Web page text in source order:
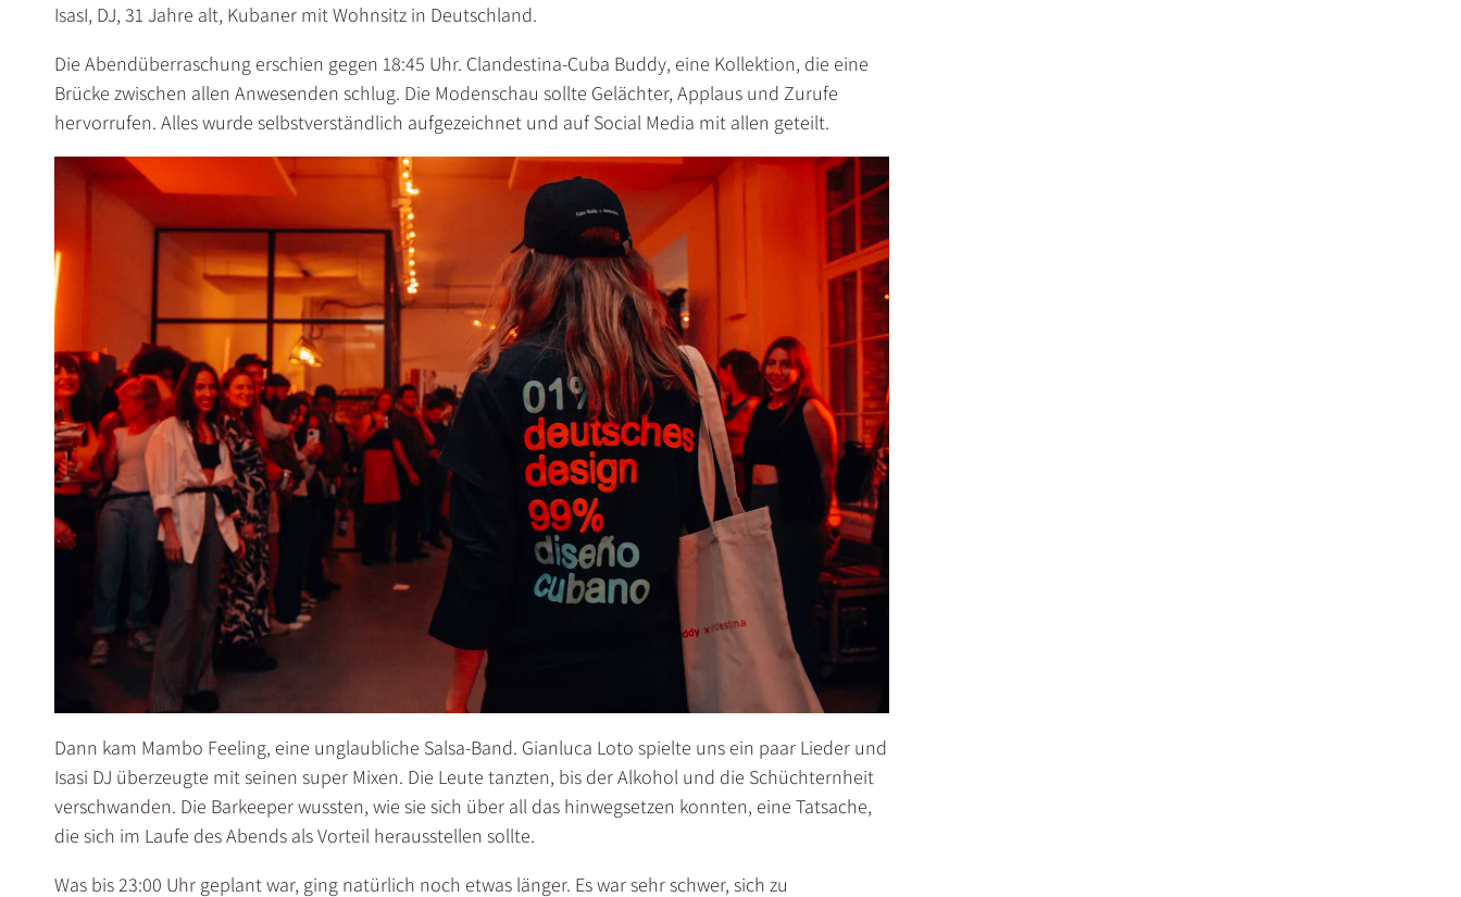
IsasI, DJ, 31 Jahre alt, Kubaner mit Wohnsitz in Deutschland.
Die Abendüberraschung erschien gegen 18:45 Uhr. Clandestina-Cuba Buddy, eine Kollektion, die eine
Brücke zwischen allen Anwesenden schlug. Die Modenschau sollte Gelächter, Applaus und Zurufe
hervorrufen. Alles wurde selbstverständlich aufgezeichnet und auf Social Media mit allen geteilt.
Dann kam Mambo Feeling, eine unglaubliche Salsa-Band. Gianluca Loto spielte uns ein paar Lieder und
Isasi DJ überzeugte mit seinen super Mixen. Die Leute tanzten, bis der Alkohol und die Schüchternheit
verschwanden. Die Barkeeper wussten, wie sie sich über all das hinwegsetzen konnten, eine Tatsache,
die sich im Laufe des Abends als Vorteil herausstellen sollte.
Was bis 23:00 Uhr geplant war, ging natürlich noch etwas länger. Es war sehr schwer, sich zu